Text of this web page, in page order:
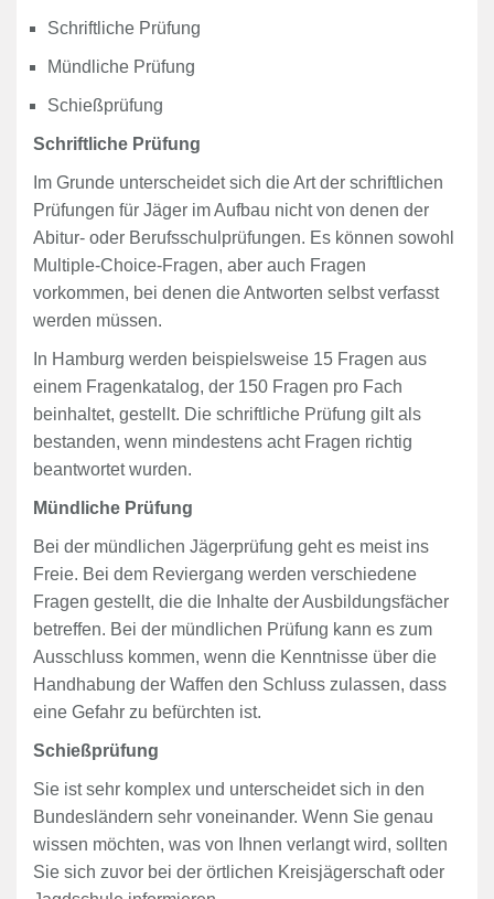
Schriftliche Prüfung
Mündliche Prüfung
Schießprüfung
Schriftliche Prüfung
Im Grunde unterscheidet sich die Art der schriftlichen
Prüfungen für Jäger im Aufbau nicht von denen der
Abitur- oder Berufsschulprüfungen. Es können sowohl
Multiple-Choice-Fragen, aber auch Fragen
vorkommen, bei denen die Antworten selbst verfasst
werden müssen.
In Hamburg werden beispielsweise 15 Fragen aus
einem Fragenkatalog, der 150 Fragen pro Fach
beinhaltet, gestellt. Die schriftliche Prüfung gilt als
bestanden, wenn mindestens acht Fragen richtig
beantwortet wurden.
Mündliche Prüfung
Bei der mündlichen Jägerprüfung geht es meist ins
Freie. Bei dem Reviergang werden verschiedene
Fragen gestellt, die die Inhalte der Ausbildungsfächer
betreffen. Bei der mündlichen Prüfung kann es zum
Ausschluss kommen, wenn die Kenntnisse über die
Handhabung der Waffen den Schluss zulassen, dass
eine Gefahr zu befürchten ist.
Schießprüfung
Sie ist sehr komplex und unterscheidet sich in den
Bundesländern sehr voneinander. Wenn Sie genau
wissen möchten, was von Ihnen verlangt wird, sollten
Sie sich zuvor bei der örtlichen Kreisjägerschaft oder